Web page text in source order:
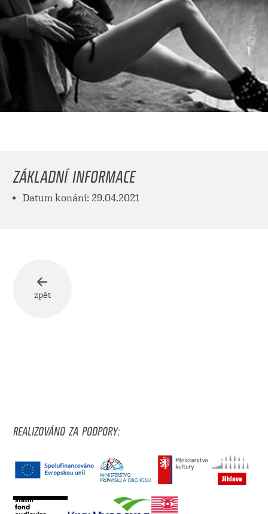
ZÁKLADNÍ INFORMACE
Datum konání: 29.04.2021
zpět
REALIZOVÁNO ZA PODPORY: